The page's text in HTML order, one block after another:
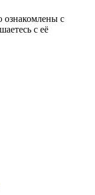
ознакомлены с
с её